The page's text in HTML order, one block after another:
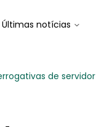
Últimas notícias
de servidor